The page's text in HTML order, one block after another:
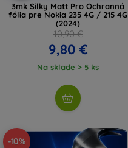
3mk Silky Matt Pro Ochranná
fólia pre Nokia 235 4G / 215 4G
(2024)
10,90 €
9,80 €
Na sklade > 5 ks
-10%